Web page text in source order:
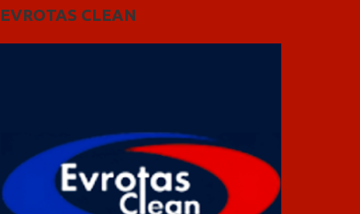
EVROTAS CLEAN